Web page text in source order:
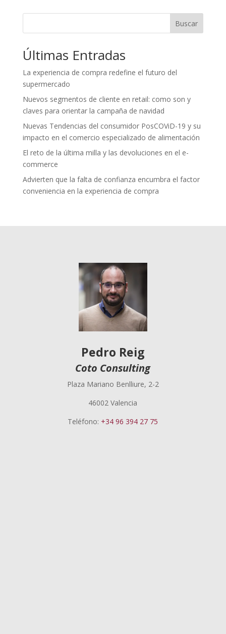
Buscar
Últimas Entradas
La experiencia de compra redefine el futuro del
supermercado
Nuevos segmentos de cliente en retail: como son y
claves para orientar la campaña de navidad
Nuevas Tendencias del consumidor PosCOViD-19 y su
impacto en el comercio especializado de alimentación
El reto de la última milla y las devoluciones en el e-
commerce
Advierten que la falta de confianza encumbra el factor
conveniencia en la experiencia de compra
Pedro Reig
Coto Consulting
Plaza Mariano Benlliure, 2-2
46002 Valencia
Teléfono: +34 96 394 27 75